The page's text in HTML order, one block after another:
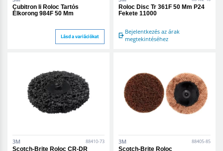
Cubitron Ii Roloc Tartós
Élkorong 984F 50 Mm
Lásd a variációkat
Roloc Disc Tr 361F 50 Mm P24
Fekete 11000
Bejelentkezés az árak
megtekintéséhez
3M 88410-73
Scotch-Brite Roloc CR-DR
3M 88405-85
Scotch-Brite Roloc